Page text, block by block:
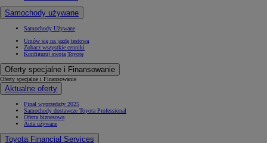
Samochody używane
Samochody Używane
Umów się na jazdę testową
Zobacz wszystkie cenniki
Konfiguruj swoją Toyotę
Oferty specjalne i Finansowanie
Oferty specjalne i Finansowanie
Aktualne oferty
Finał wyprzedaży 2025
Samochody dostawcze Toyota Professional
Oferta biznesowa
Auta używane
Toyota Financial Services